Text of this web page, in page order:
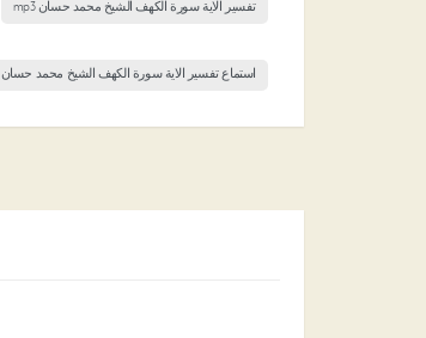
تفسير الاية سورة الكهف الشيخ محمد حسان mp3
استماع تفسير الاية سورة الكهف الشيخ محمد حسان